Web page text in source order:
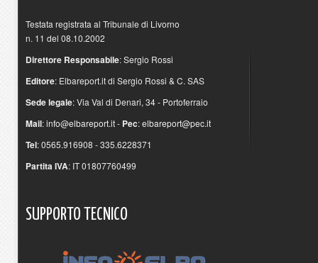
Testata registrata al Tribunale di Livorno
n. 11 del 08.10.2002
Direttore Responsabile: Sergio Rossi
Editore: Elbareport.it di Sergio Rossi & C. SAS
Sede legale: Via Val di Denari, 34 - Portoferraio
Mail:info@elbareport.it- Pec:elbareport@pec.it
Tel: 0565.916908 - 335.6228371
Partita IVA: IT 01807760499
SUPPORTO TECNICO